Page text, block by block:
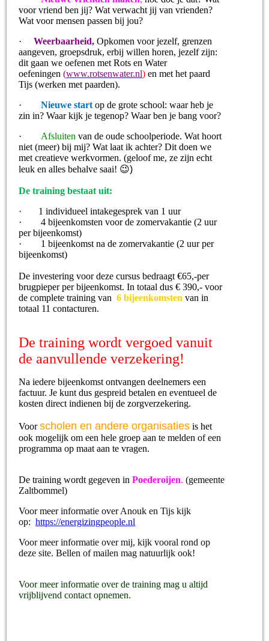
voor vriend ben jij? Wat verwacht jij van vrienden?
Wat voor mensen passen bij jou?
·
Weerbaarheid,Opkomen voor jezelf, grenzen
aangeven, groepsdruk, erbij willen horen, jezelf zijn:
dit gaan we oefenen met Rots en Water
oefeningen(www.rotsenwater.nl) en met het paard
Tijs (werken met paarden).
·
Nieuwe start op de grote school: waar heb je
zin in? Waar kijk je tegenop? Waar ben je bang voor?
·
Afsluiten van de oude schoolperiode. Wat hoort
niet (meer) bij mij? Wat laat ik achter? Dit doen we
met creatieve werkvormen. (geloof me, ze zijn echt
leuk en alles behalve saai! 😉)
De training bestaat uit:
·
1 individueel intakegesprek van 1 uur
· 4 bijeenkomsten voor de zomervakantie (2 uur
per bijeenkomst)
·
1 bijeenkomst na de zomervakantie (2 uur per
bijeenkomst)
De investering voor deze cursus bedraagt €65,-per
brugpieper per bijeenkomst. In totaal dus € 390,- voor
de complete training van 6 bijeenkomsten van in
totaal 11 contacturen.
De training wordt vergoed vanuit
de aanvullende verzekering!
Na iedere bijeenkomst ontvangen deelnemers een
factuur. Je kunt dus gespreid betalen en eventueel de
kosten direct indienen bij de zorgverzekering.
Voorscholen en andere organisaties is het
ook mogelijk om een hele groep aan te melden of een
programma op maat aan te vragen.
De training wordt gegeven in Poederoijen.(gemeente
Zaltbommel)
Voor meer informatie over Anouk en Tijs kijk
op:https://energizingpeople.nl
Voor meer informatie over mij, kijk vooral rond op
deze site. Bellen of mailen mag natuurlijk ook!
Voor meer informatie over de training mag u altijd
vrijblijvend contact opnemen.